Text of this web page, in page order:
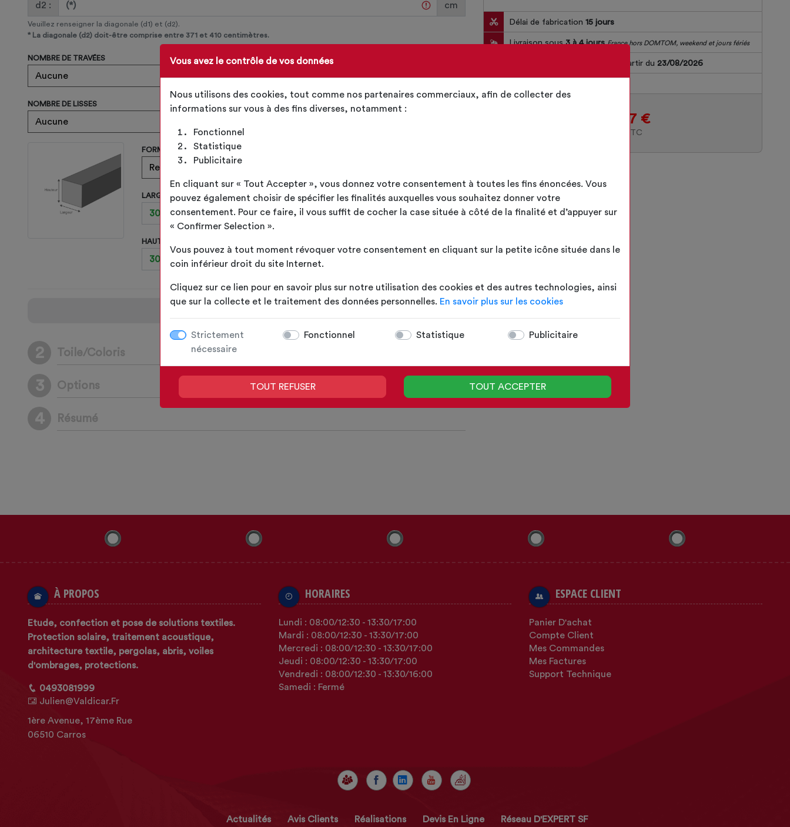
Vous avez le contrôle de vos données
Nous utilisons des cookies, tout comme nos partenaires commerciaux, afin de collecter des
informations sur vous à des fins diverses, notamment :
Fonctionnel
Statistique
Publicitaire
En cliquant sur « Tout Accepter », vous donnez votre consentement à toutes les fins énoncées. Vous
pouvez également choisir de spécifier les finalités auxquelles vous souhaitez donner votre
consentement. Pour ce faire, il vous suffit de cocher la case située à côté de la finalité et d’appuyer sur
« Confirmer Selection ».
Vous pouvez à tout moment révoquer votre consentement en cliquant sur la petite icône située dans le
coin inférieur droit du site Internet.
Cliquez sur ce lien pour en savoir plus sur notre utilisation des cookies et des autres technologies, ainsi
que sur la collecte et le traitement des données personnelles. En savoir plus sur les cookies
Strictement
nécessaire
Fonctionnel Statistique Publicitaire
TOUT REFUSER TOUT ACCEPTER
d2 : cm
Veuillez renseigner la diagonale (d1) et (d2).
* La diagonale (d2) doit-être comprise entre 371 et 410 centimètres.
NOMBRE DE TRAVÉES
NOMBRE DE LISSES
FORME DES BARRES DE TRAVÉES
LARGEUR DES BARRES DE TRAVÉES
mm
HAUTEUR DES BARRES DE TRAVÉES
2 Toile/Coloris
3 Options
4 Résumé
Délai de fabrication 15 jours
Livraison sous3 à 4 jours France hors DOMTOM, weekend et jours fériés
Votre commande sera livrée à partir du 23/08/2026
272.27 €
PRIX TTC
À PROPOS
Etude, confection et pose de solutions textiles.
Protection solaire, traitement acoustique,
architecture textile, pergolas, abris, voiles
d'ombrages, protections.
0493081999
Julien@valdicar.fr
1ère Avenue, 17ème Rue
06510 Carros
HORAIRES
Lundi : 08:00/12:30 - 13:30/17:00
Mardi : 08:00/12:30 - 13:30/17:00
Mercredi : 08:00/12:30 - 13:30/17:00
Jeudi : 08:00/12:30 - 13:30/17:00
Vendredi : 08:00/12:30 - 13:30/16:00
Samedi : Fermé
ESPACE CLIENT
Panier D'achat
Compte Client
Mes Commandes
Mes Factures
Support Technique
Actualités Avis Clients Réalisations Devis En Ligne Réseau D'EXPERT SF